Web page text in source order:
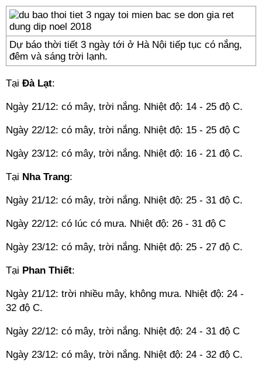
Dự báo thời tiết 3 ngày tới ở Hà Nội tiếp tục có nắng,
đêm và sáng trời lạnh.
Tại Đà Lạt:
Ngày 21/12: có mây, trời nắng. Nhiệt độ: 14 - 25 độ C.
Ngày 22/12: có mây, trời nắng. Nhiệt độ: 15 - 25 độ C
Ngày 23/12: có mây, trời nắng. Nhiệt độ: 16 - 21 độ C.
Tại Nha Trang:
Ngày 21/12: có mây, trời nắng. Nhiệt độ: 25 - 31 độ C.
Ngày 22/12: có lúc có mưa. Nhiệt độ: 26 - 31 độ C
Ngày 23/12: có mây, trời nắng. Nhiệt độ: 25 - 27 độ C.
Tại Phan Thiết:
Ngày 21/12: trời nhiều mây, không mưa. Nhiệt độ: 24 -
32 độ C.
Ngày 22/12: có mây, trời nắng. Nhiệt độ: 24 - 31 độ C
Ngày 23/12: có mây, trời nắng. Nhiệt độ: 24 - 32 độ C.